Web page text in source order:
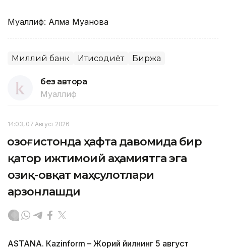
Муаллиф: Алма Муқанова
Миллий банк Иқтисодиёт Биржа
без автора
Муаллиф
14:03, 07 Август 2026
Қозоғистонда ҳафта давомида бир
қатор ижтимоий аҳамиятга эга
озиқ-овқат маҳсулотлари
арзонлашди
ASTANА. Кazinform – Жорий йилнинг 5 август